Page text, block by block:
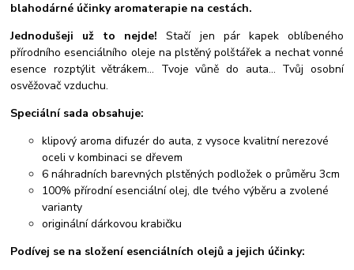
blahodárné účinky aromaterapie na cestách.
Jednodušeji už to nejde!Stačí jen pár kapek oblíbeného
přírodního esenciálního oleje na plstěný polštářek a nechat vonné
esence rozptýlit větrákem... Tvoje vůně do auta... Tvůj osobní
osvěžovač vzduchu.
Speciální sada obsahuje:
klipový aroma difuzér do auta, z vysoce kvalitní nerezové
oceli v kombinaci se dřevem
6 náhradních barevných plstěných podložek o průměru 3cm
100% přírodní esenciální olej, dle tvého výběru a zvolené
varianty
originální dárkovou krabičku
Podívej se na složení esenciálních olejů a jejich účinky: